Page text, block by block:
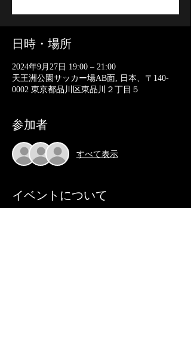
日時・場所
2024年9月27日 19:00 – 21:00
天王洲公園サッカー場AB面, 日本、〒140-
0002 東京都品川区東品川２丁目５
参加者
すべて表示
イベントについて